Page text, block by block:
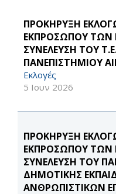
ΠΡΟΚΗΡΥΞΗ
ΕΚΠΡΟΣΩΠΟΥ ΤΩΝ
ΣΥΝΕΛΕΥΣΗ ΤΟΥ
ΠΑΝΕΠΙΣΤΗΜΙΟΥ
Εκλογές
5 Ιουν 2026
ΠΡΟΚΗΡΥΞΗ
ΕΚΠΡΟΣΩΠΟΥ ΤΩΝ
ΣΥΝΕΛΕΥΣΗ ΤΟΥ
ΔΗΜΟΤΙΚΗΣ
ΑΝΘΡΩΠΙΣΤΙΚΩΝ